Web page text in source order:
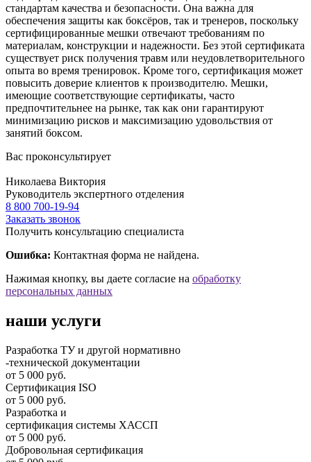
стандартам качества и безопасности. Она важна для
обеспечения защиты как боксёров, так и тренеров, поскольку
сертифицированные мешки отвечают требованиям по
материалам, конструкции и надежности. Без этой сертификата
существует риск получения травм или неудовлетворительного
опыта во время тренировок. Кроме того, сертификация может
повысить доверие клиентов к производителю. Мешки,
имеющие соответствующие сертификаты, часто
предпочтительнее на рынке, так как они гарантируют
минимизацию рисков и максимизацию удовольствия от
занятий боксом.
Вас проконсультирует
Николаева Виктория
Руководитель экспертного отделения
8 800 700-19-94
Заказать звонок
Получить консультацию специалиста
Ошибка: Контактная форма не найдена.
Нажимая кнопку, вы даете согласие на обработку
персональных данных
наши услуги
Разработка ТУ и другой нормативно
-технической документации
от 5 000 руб.
Сертификация ISO
от 5 000 руб.
Разработка и
cертификация системы ХАССП
от 5 000 руб.
Добровольная сертификация